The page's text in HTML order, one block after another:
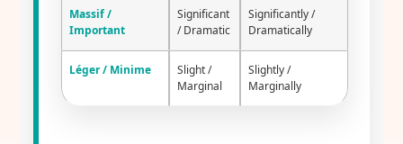
Massif /
Important
Significant
/ Dramatic
Significantly /
Dramatically
Léger / Minime
Slight /
Marginal
Slightly /
Marginally